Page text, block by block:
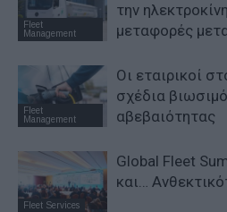
Fleet
Management
την
μεταφορές
Fleet
Management
Οι εταιρικοί
σχέδια
αβεβαιότητας
Fleet Services
Global Fleet
και…